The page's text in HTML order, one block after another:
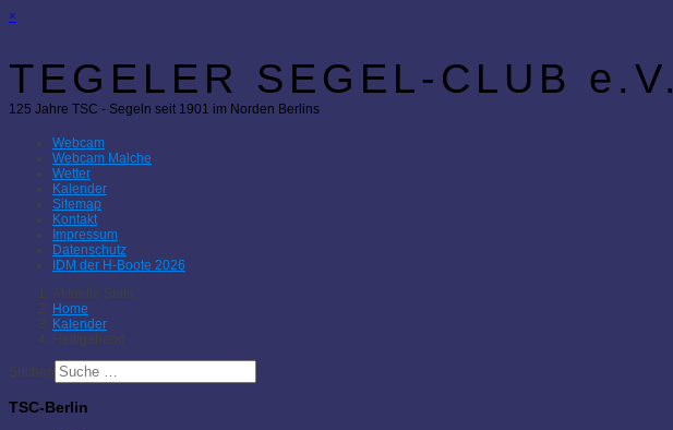
×
TEGELER SEGEL-CLUB e.V.
125 Jahre TSC - Segeln seit 1901 im Norden Berlins
Webcam
Webcam Malche
Wetter
Kalender
Sitemap
Kontakt
Impressum
Datenschutz
IDM der H-Boote 2026
Aktuelle Seite:
Home
Kalender
Heiligabend
Suchen
TSC-Berlin